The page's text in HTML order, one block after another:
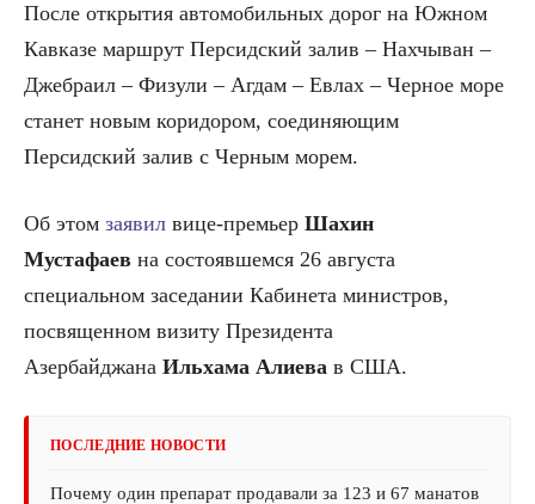
После открытия автомобильных дорог на Южном
Кавказе маршрут Персидский залив – Нахчыван –
Джебраил – Физули – Агдам – Евлах – Черное море
станет новым коридором, соединяющим
Персидский залив с Черным морем.
Об этом заявил вице-премьер Шахин
Мустафаев на состоявшемся 26 августа
специальном заседании Кабинета министров,
посвященном визиту Президента
Азербайджана Ильхама Алиева в США.
ПОСЛЕДНИЕ НОВОСТИ
Почему один препарат продавали за 123 и 67 манатов